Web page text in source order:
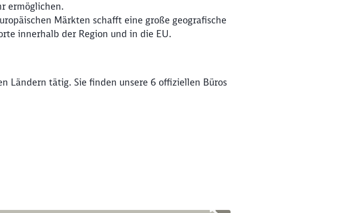
ermöglichen.
Märkten schafft eine große geografische
innerhalb der Region und in die EU.
Ländern tätig. Sie finden unsere 6 offiziellen Büros